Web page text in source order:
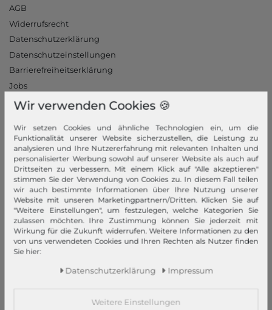
AGB
Widerrufsrecht
Datenschutzerklärung
Datenschutzeinstellungen
Barrierefreiheitserklärung
Jobs
Unsere Stores
Mein Konto
Login
Neukunde?
Informationen
Kontakt
Rücksendung
Rückrufservice
Hilfe & FAQ
Zahlung und Versand
Wir verwenden Cookies 🍪
Wir setzen Cookies und ähnliche Technologien ein, um die
Funktionalität unserer Website sicherzustellen, die Leistung zu
analysieren und Ihre Nutzererfahrung mit relevanten Inhalten und
personalisierter Werbung sowohl auf unserer Website als auch auf
Drittseiten zu verbessern. Mit einem Klick auf "Alle akzeptieren"
stimmen Sie der Verwendung von Cookies zu. In diesem Fall teilen
wir auch bestimmte Informationen über Ihre Nutzung unserer
Website mit unseren Marketingpartnern/Dritten. Klicken Sie auf
"Weitere Einstellungen", um festzulegen, welche Kategorien Sie
zulassen möchten. Ihre Zustimmung können Sie jederzeit mit
Wirkung für die Zukunft widerrufen. Weitere Informationen zu den
von uns verwendeten Cookies und Ihren Rechten als Nutzer finden
Sie hier:
Daten­schutz­erklärung Impressum
Weitere Einstellungen